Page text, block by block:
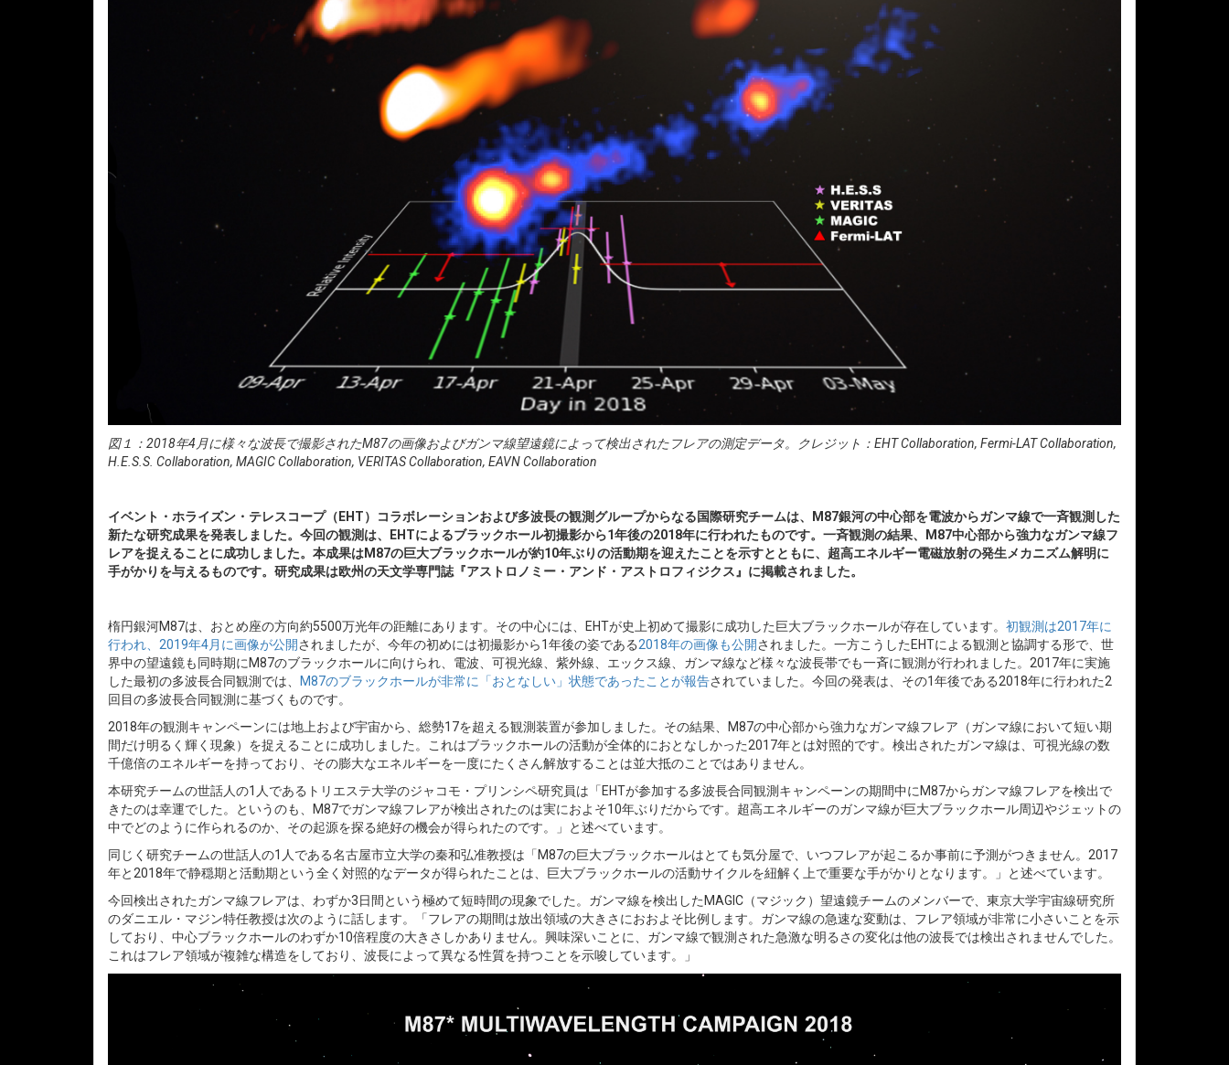
図１：2018年4月に様々な波長で撮影されたM87の画像およびガンマ線望遠鏡によって検出されたフレアの測定データ。クレジット：EHT Collaboration, Fermi-LAT Collaboration,
H.E.S.S. Collaboration, MAGIC Collaboration, VERITAS Collaboration, EAVN Collaboration
イベント・ホライズン・テレスコープ（EHT）コラボレーションおよび多波長の観測グループからなる国際研究チームは、M87銀河の中心部を電波からガンマ線で一斉観測した
新たな研究成果を発表しました。今回の観測は、EHTによるブラックホール初撮影から1年後の2018年に行われたものです。一斉観測の結果、M87中心部から強力なガンマ線フ
レアを捉えることに成功しました。本成果はM87の巨大ブラックホールが約10年ぶりの活動期を迎えたことを示すとともに、超高エネルギー電磁放射の発生メカニズム解明に
手がかりを与えるものです。研究成果は欧州の天文学専門誌『アストロノミー・アンド・アストロフィジクス』に掲載されました。
楕円銀河M87は、おとめ座の方向約5500万光年の距離にあります。その中心には、EHTが史上初めて撮影に成功した巨大ブラックホールが存在しています。 初観測は2017年に
行われ、2019年4月に画像が公開されましたが、今年の初めには初撮影から1年後の姿である2018年の画像も公開されました。一方こうしたEHTによる観測と協調する形で、世
界中の望遠鏡も同時期にM87のブラックホールに向けられ、電波、可視光線、紫外線、エックス線、ガンマ線など様々な波長帯でも一斉に観測が行われました。2017年に実施
した最初の多波長合同観測では、
M87のブラックホールが非常に「おとなしい」状態であったことが報告されていました。今回の発表は、その1年後である2018年に行われた2
回目の多波長合同観測に基づくものです。
2018年の観測キャンペーンには地上および宇宙から、総勢17を超える観測装置が参加しました。その結果、M87の中心部から強力なガンマ線フレア（ガンマ線において短い期
間だけ明るく輝く現象）を捉えることに成功しました。これはブラックホールの活動が全体的におとなしかった2017年とは対照的です。検出されたガンマ線は、可視光線の数
千億倍のエネルギーを持っており、その膨大なエネルギーを一度にたくさん解放することは並大抵のことではありません。
本研究チームの世話人の1人であるトリエステ大学のジャコモ・プリンシペ研究員は「EHTが参加する多波長合同観測キャンペーンの期間中にM87からガンマ線フレアを検出で
きたのは幸運でした。というのも、M87でガンマ線フレアが検出されたのは実におよそ10年ぶりだからです。超高エネルギーのガンマ線が巨大ブラックホール周辺やジェットの
中でどのように作られるのか、その起源を探る絶好の機会が得られたのです。」と述べています。
同じく研究チームの世話人の1人である名古屋市立大学の秦和弘准教授は「M87の巨大ブラックホールはとても気分屋で、いつフレアが起こるか事前に予測がつきません。2017
年と2018年で静穏期と活動期という全く対照的なデータが得られたことは、巨大ブラックホールの活動サイクルを紐解く上で重要な手がかりとなります。」と述べています。
今回検出されたガンマ線フレアは、わずか3日間という極めて短時間の現象でした。ガンマ線を検出したMAGIC（マジック）望遠鏡チームのメンバーで、東京大学宇宙線研究所
のダニエル・マジン特任教授は次のように話します。「フレアの期間は放出領域の大きさにおおよそ比例します。ガンマ線の急速な変動は、フレア領域が非常に小さいことを示
しており、中心ブラックホールのわずか10倍程度の大きさしかありません。興味深いことに、ガンマ線で観測された急激な明るさの変化は他の波長では検出されませんでした。
これはフレア領域が複雑な構造をしており、波長によって異なる性質を持つことを示唆しています。」